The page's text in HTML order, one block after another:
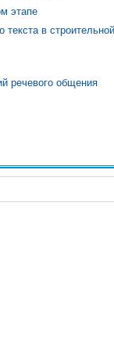
этапе
текста в строительной
речевого общения